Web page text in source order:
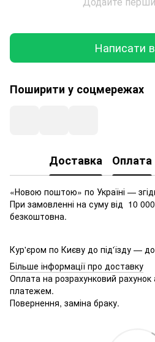
Написати
Поширити у соцмережах
Доставка Оплата
«Новою поштою» по Україні —
При замовленні на суму від 10
безкоштовна.
Кур'єром по Києву до під'їзду —
Більше інформації про доставку
Оплата на розрахунковий
платежем.
Повернення, заміна браку.